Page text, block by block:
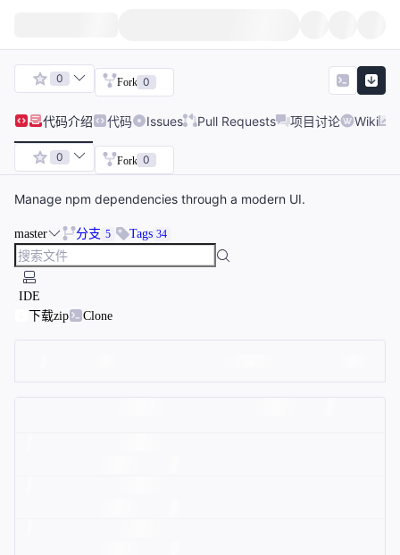
0 Fork 0
代码介绍 代码 Issues Pull Requests 项目讨论 Wiki
0 Fork 0
Manage npm dependencies through a modern UI.
master 分支 5 Tags 34
IDE
下载zip
Clone